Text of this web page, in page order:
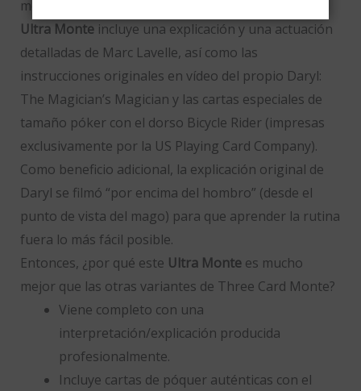
método secreto.
Ultra Monteincluye una explicación y una actuación
detalladas de Marc Lavelle, así como las
instrucciones originales en vídeo del propio Daryl:
The Magician’s Magician y las cartas especiales de
tamaño póker con el dorso Bicycle Rider (impresas
exclusivamente por la US Playing Card Company).
Como beneficio adicional, la explicación original de
Daryl se filmó “por encima del hombro” (desde el
punto de vista del mago) para que aprender la rutina
fuera lo más fácil posible.
Entonces, ¿por qué este Ultra Montees mucho
mejor que las otras variantes de Three Card Monte?
Viene completo con una
interpretación/explicación producida
profesionalmente.
Incluye cartas de póquer auténticas con el